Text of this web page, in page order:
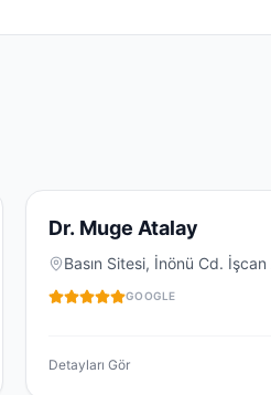
D
DIŞ KLINIĞI
Dr. Muge Atalay
Basın Sitesi, İnönü Cd.
35150 Karabağlar/İzmir,
GOOGLE
Detayları Gör